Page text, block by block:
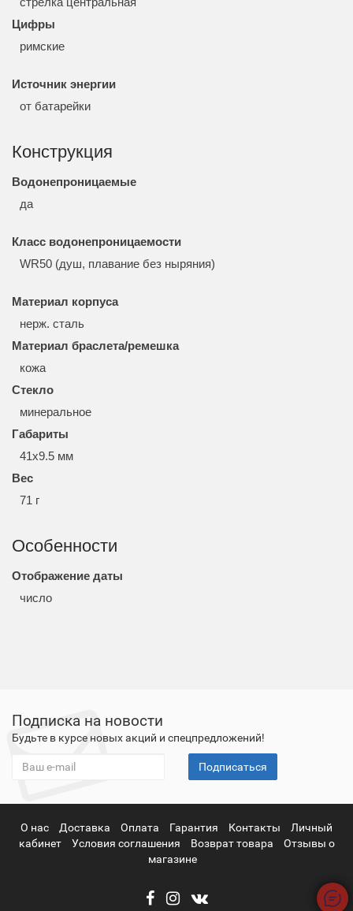
Цифры
римские
Источник энергии
от батарейки
Конструкция
Водонепроницаемые
да
Класс водонепроницаемости
WR50 (душ, плавание без ныряния)
Материал корпуса
нерж. сталь
Материал браслета/ремешка
кожа
Стекло
минеральное
Габариты
41x9.5 мм
Вес
71 г
Особенности
Отображение даты
число
Подписка на новости
Будьте в курсе новых акций и спецпредложений!
Подписаться
О нас Доставка Оплата Гарантия Контакты
Личный
кабинет
Условия соглашения Возврат товара
Отзывы о
магазине